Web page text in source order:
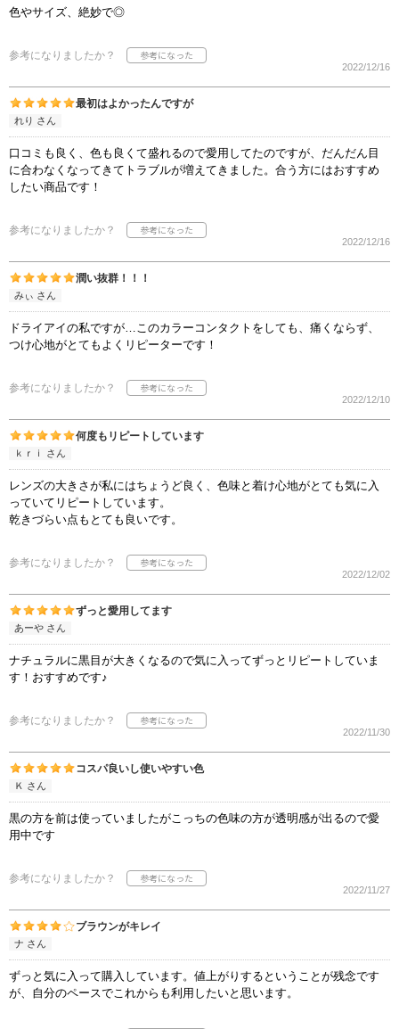
色やサイズ、絶妙で◎
参考になりましたか？
2022/12/16
最初はよかったんですが
れり さん
口コミも良く、色も良くて盛れるので愛用してたのですが、だんだん目
に合わなくなってきてトラブルが増えてきました。合う方にはおすすめ
したい商品です！
参考になりましたか？
2022/12/16
潤い抜群！！！
みぃ さん
ドライアイの私ですが…このカラーコンタクトをしても、痛くならず、
つけ心地がとてもよくリピーターです！
参考になりましたか？
2022/12/10
何度もリピートしています
ｋｒｉ さん
レンズの大きさが私にはちょうど良く、色味と着け心地がとても気に入
っていてリピートしています。
乾きづらい点もとても良いです。
参考になりましたか？
2022/12/02
ずっと愛用してます
あーや さん
ナチュラルに黒目が大きくなるので気に入ってずっとリピートしていま
す！おすすめです♪
参考になりましたか？
2022/11/30
コスパ良いし使いやすい色
Ｋ さん
黒の方を前は使っていましたがこっちの色味の方が透明感が出るので愛
用中です
参考になりましたか？
2022/11/27
ブラウンがキレイ
ナ さん
ずっと気に入って購入しています。値上がりするということが残念です
が、自分のペースでこれからも利用したいと思います。